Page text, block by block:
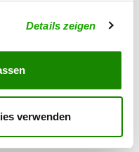
Details zeigen
verwenden
h IGP